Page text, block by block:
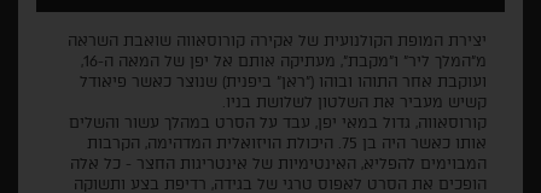
יצירת המופת הקולנועית של אקירה קורוסאווה שואבת השראה
מ"המלך ליר" ו"מקבת", מעתיקה אותם אל יפן של המאה ה-16,
ועוקבת אחר התוהו ובוהו ("ראן" ביפנית) שנוצר כאשר פיאודל
קשיש מעביר את השלטון לשלושת בניו.
קורוסאווה, גדול במאי יפן, עבד על הסרט במהלך עשור והשלים
אותו כאשר היה בן 75. היכולת הויזואלית המדהימה, הקרבות
המבוימים להפליא, האינטימיות של אינטריגות החצר - כל אלה
הופכים את הסרט לאפוס טרגי של בגידה, רדיפת בצע ותשוקה